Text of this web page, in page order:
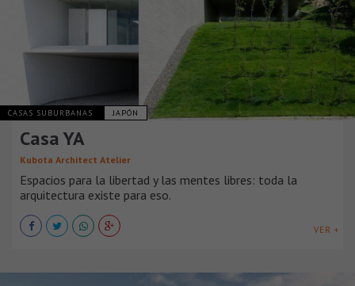
CASAS SUBURBANAS JAPÓN
Casa YA
Kubota Architect Atelier
Espacios para la libertad y las mentes libres: toda la
arquitectura existe para eso.
VER +